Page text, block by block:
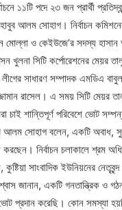
১১টি পদে ২৩ জন প্রার্থী
আলম সোহাগ। নির্বাচন
মোল্লা ও কেইউজে’র সদস্য
খুলনা সিটি কর্পোরেশনের
সাধারণ সম্পাদক এমডিএ
রাসেল। এ সময় সিটি মেয়র
শান্তিপূর্ণ পরিবেশে ভোট
আলম সোহাগ বলেন, একটি
নির্বাচন চলাকালে শ্রম
সাংবাদিক ইউনিয়নের
জানান, একটি গনতান্ত্রিক ও
প্রদান করেছি। কোন সমস্যা